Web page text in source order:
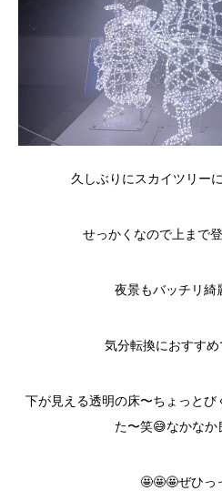
久しぶりにスカイツリー
せっかくなので上まで
夜景もバッチリ綺
気分転換におすすめ
下が見える透明の床〜ちょっとび
た〜笑😅なかなか
🤩🤩🤩ぜひっ